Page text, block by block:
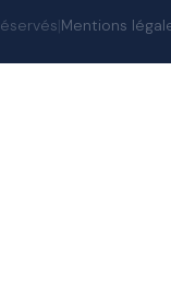
Mentions